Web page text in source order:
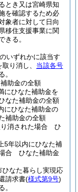
とき又は宮崎県知
を確認するため必
象者に対して日向
移住支援事業に関
きる。
のいずれかに該当す
り消し、 当該各号
。
助金の全額
にひなた補助金を
なた補助金の全額
にひなた補助金の
補助金の全額
り消された場合 ひ
5年以内にひなた補
合 ひなた補助金
なた暮らし実現応
請求書(様式第9号)
。